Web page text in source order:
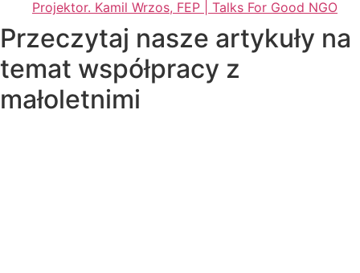
Projektor. Kamil Wrzos, FEP | Talks For Good NGO
Przeczytaj nasze artykuły na
temat współpracy z
małoletnimi